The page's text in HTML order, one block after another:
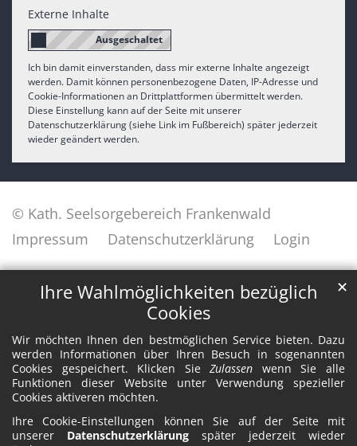
Ihre Wahlmöglichkeiten bezüglich
Cookies
Wir möchten Ihnen den bestmöglichen Service bieten. Dazu
werden Informationen über Ihren Besuch in sogenannten
Cookies gespeichert. Klicken SieZulassen wenn Sie alle
Funktionen dieser Website unter Verwendung spezieller
Cookies aktiveren möchten.
Ihre Cookie-Einstellungen können Sie auf der Seite mit
unserer Datenschutzerklärung später jederzeit wieder
✕
Externe Inhalte
Ich bin damit einverstanden, dass mir externe Inhalte angezeigt
werden. Damit können personenbezogene Daten, IP-Adresse und
Cookie-Informationen an Drittplattformen übermittelt werden.
Diese Einstellung kann auf der Seite mit unserer
Datenschutzerklärung (siehe Link im Fußbereich) später jederzeit
wieder geändert werden.
© Kath. Seelsorgebereich Frankenwald
Impressum
Datenschutzerklärung Login